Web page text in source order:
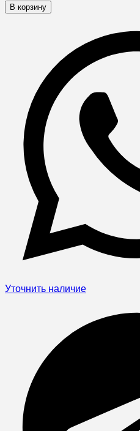
В корзину
Уточнить наличие